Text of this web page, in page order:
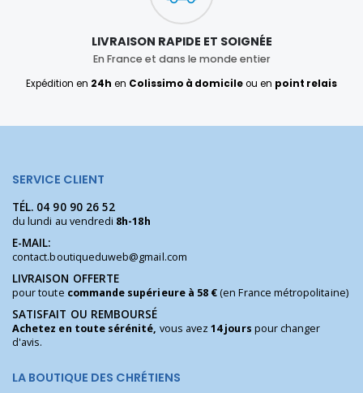
LIVRAISON RAPIDE ET SOIGNÉE
En France et dans le monde entier
Expédition en 24h en Colissimo à domicileou en point relais
SERVICE CLIENT
TÉL. 04 90 90 26 52
du lundi au vendredi 8h-18h
E-MAIL:
contact.boutiqueduweb@gmail.com
LIVRAISON OFFERTE
pour toute commande supérieure à 58 €(en France métropolitaine)
SATISFAIT OU REMBOURSÉ
Achetez en toute sérénité, vous avez14 jours pour changer
d'avis.
LA BOUTIQUE DES CHRÉTIENS